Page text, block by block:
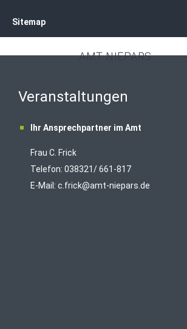
AMT NIEPARS
Sitemap
Veranstaltungen
Ihr Ansprechpartner im Amt
Frau C. Frick
Telefon: 038321/ 661-817
E-Mail: c.frick@amt-niepars.de